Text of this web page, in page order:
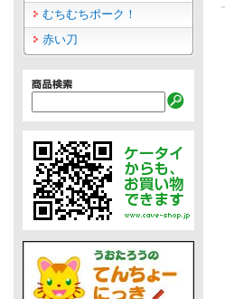
むちむちポーク！
赤い刀